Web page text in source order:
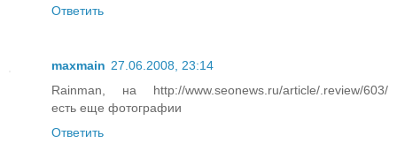
Ответить
maxmain 27.06.2008, 23:14
Rainman, на http://www.seonews.ru/article/.review/603/
есть еще фотографии
Ответить